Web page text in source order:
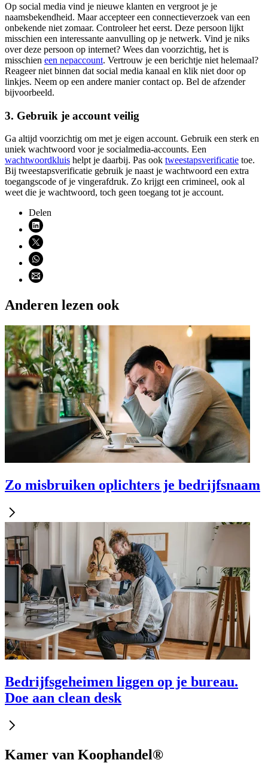
Op social media vind je nieuwe klanten en vergroot je je
naamsbekendheid. Maar accepteer een connectieverzoek van een
onbekende niet zomaar. Controleer het eerst. Deze persoon lijkt
misschien een interessante aanvulling op je netwerk. Vind je niks
over deze persoon op internet? Wees dan voorzichtig, het is
misschien een nepaccount. Vertrouw je een berichtje niet helemaal?
Reageer niet binnen dat social media kanaal en klik niet door op
linkjes. Neem op een andere manier contact op. Bel de afzender
bijvoorbeeld.
3. Gebruik je account veilig
Ga altijd voorzichtig om met je eigen account. Gebruik een sterk en
uniek wachtwoord voor je socialmedia-accounts. Een
wachtwoordkluis helpt je daarbij. Pas ook tweestapsverificatie toe.
Bij tweestapsverificatie gebruik je naast je wachtwoord een extra
toegangscode of je vingerafdruk. Zo krijgt een crimineel, ook al
weet die je wachtwoord, toch geen toegang tot je account.
Delen
Deel via LinkedIn (opent nieuw venster)
Deel via X (opent nieuw venster)
Deel via WhatsApp (opent WhatsApp)
Deel via email (opent email programma)
Anderen lezen ook
Zo misbruiken oplichters je bedrijfsnaam
Bedrijfsgeheimen liggen op je bureau.
Doe aan clean desk
Kamer van Koophandel®